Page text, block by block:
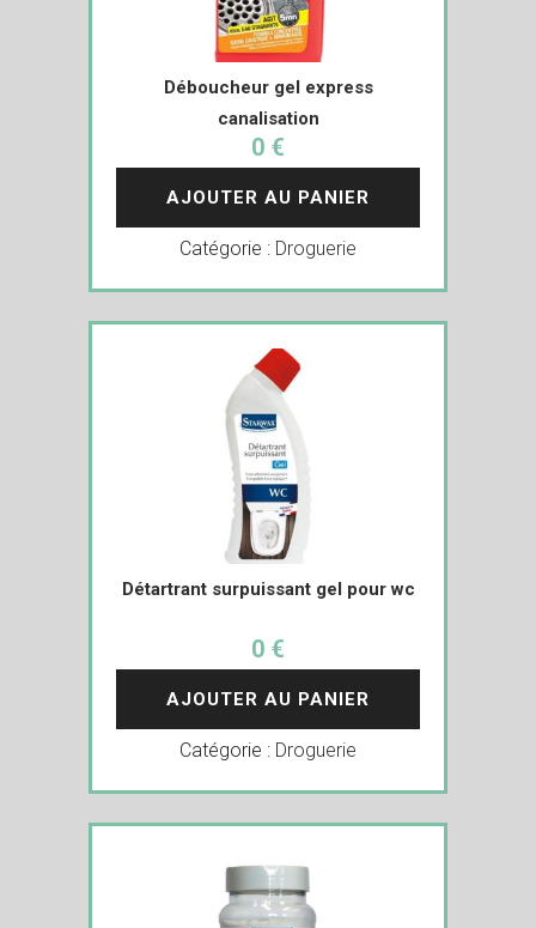
Déboucheur gel express
canalisation
0 €
AJOUTER AU PANIER
Catégorie : Droguerie
Détartrant surpuissant gel pour wc
0 €
AJOUTER AU PANIER
Catégorie : Droguerie